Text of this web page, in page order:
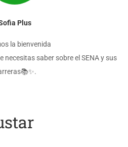
Plus
la bienvenida
saber sobre el SENA y sus